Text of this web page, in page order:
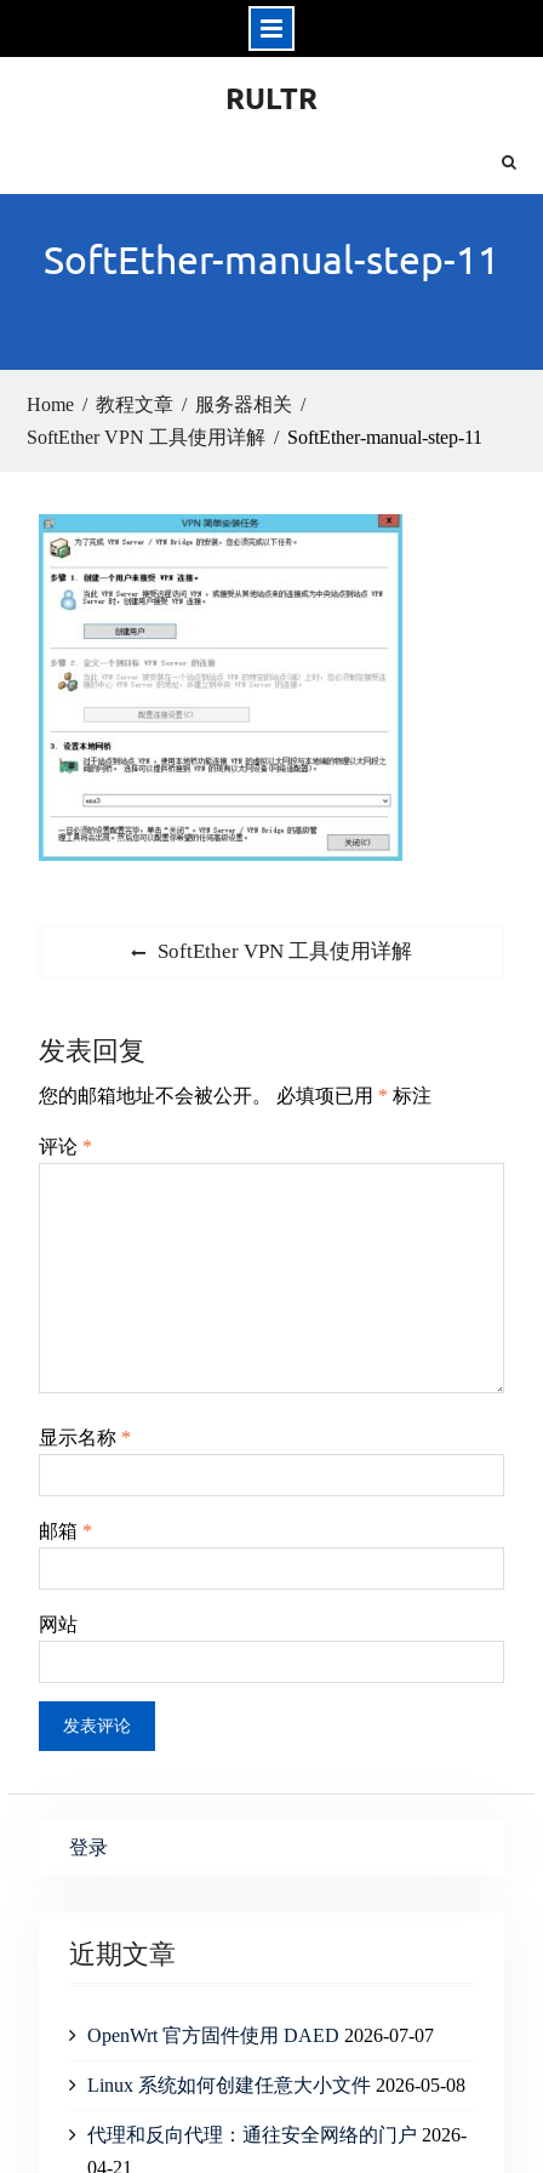
RULTR
SoftEther-manual-step-11
Home 教程文章
服务器相关
SoftEther VPN 工具使用详解
SoftEther-manual-step-11
航
Previous
SoftEther VPN 工具使用详解
发表回复
您的邮箱地址不会被公开。 必填项已用 * 标注
评论 *
显示名称 *
邮箱 *
网站
登录
近期文章
OpenWrt 官方固件使用 DAED 2026-07-07
Linux 系统如何创建任意大小文件 2026-05-08
代理和反向代理：通往安全网络的门户 2026-
04-21